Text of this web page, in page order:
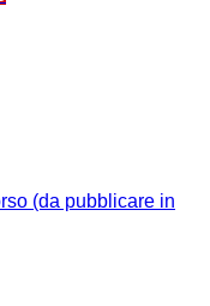
(da pubblicare in